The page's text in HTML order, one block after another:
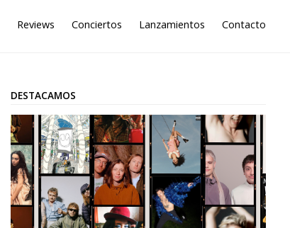
Reviews Conciertos Lanzamientos Contacto
DESTACAMOS